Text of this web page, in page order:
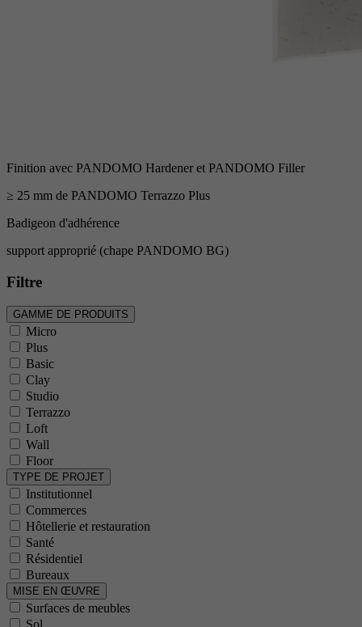
Finition avec PANDOMO Hardener et PANDOMO Filler
≥ 25 mm de PANDOMO Terrazzo Plus
Badigeon d'adhérence
support approprié (chape PANDOMO BG)
Filtre
GAMME DE PRODUITS
Micro
Plus
Basic
Clay
Studio
Terrazzo
Loft
Wall
Floor
TYPE DE PROJET
Institutionnel
Commerces
Hôtellerie et restauration
Santé
Résidentiel
Bureaux
MISE EN ŒUVRE
Surfaces de meubles